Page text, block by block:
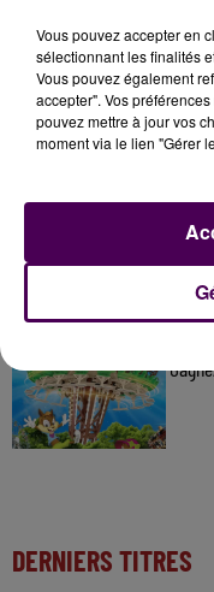
À LA UNE
7
11
Kids !
DERNIERS TITRES
Vous pouvez accepter en
sélectionnant les finalités
Vous pouvez également
accepter". Vos
pouvez mettre à jour vos
moment via le lien "Gérer